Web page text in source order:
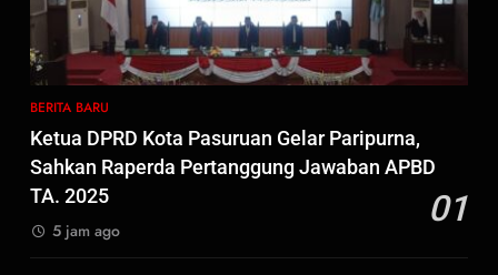
BERITA BARU
Ketua DPRD Kota Pasuruan Gelar Paripurna,
Sahkan Raperda Pertanggung Jawaban APBD
TA. 2025
01
5 jam ago
Menjelang HUT ke-23,
Masyarakat Pribumi Palang
Tugu Sejarah Trikora
BERITA BARU PAPUA BARAT DAYA
8
Polres Pasuruan Nonjobkan
Wujud Komitmen Transparansi